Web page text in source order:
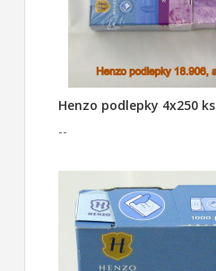
Henzo podlepky 4x250 ks
--